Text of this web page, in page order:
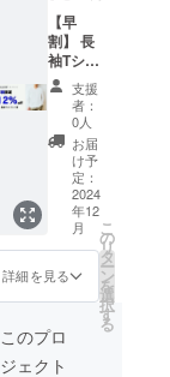
ネッ
ク カ
ラー
白・
黒・グ
レイ
【早
割】 長
袖Tシャ
ツ
12％OF
F長袖T
シャツ
×1一般
販売価
格 : 税
込7,700
円が税
送料込
6,776円
ネック
種類
クルー
ネック
・ V
支援
者：
0人
お届
け予
定：
2024
年12
月
詳細を見る
こ
の
リ
タ
ー
ン
を
選
択
す
る
このプロ
ジェクト